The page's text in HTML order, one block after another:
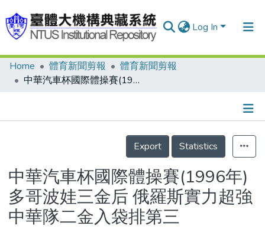
Log In
Communities & Collections
Statistics
Home 體育新聞剪報
體育新聞剪報
中華汽車杯國際體操賽(1996年) 多哥波娃三金后 俄羅斯實力超強 中華隊二金入袋排第三
Details
Export
Statistics
中華汽車杯國際體操賽(1996年)
多哥波娃三金后 俄羅斯實力超強
中華隊二金入袋排第三